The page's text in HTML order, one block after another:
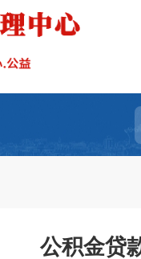
公积金贷